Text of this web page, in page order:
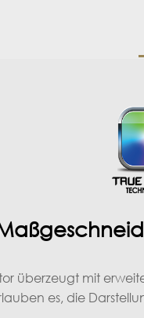
überzeugt mit
es, die